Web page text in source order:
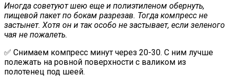
Иногда советуют шею еще и полиэтиленом обернуть,
пищевой пакет по бокам разрезав. Тогда компресс не
застынет. Хотя он и так особо не застывает, если зеленого
чая не пожалеть.
✅ Снимаем компресс минут через 20-30. С ним лучше
полежать на ровной поверхности с валиком из
полотенец под шеей.